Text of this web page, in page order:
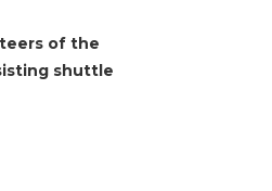
of the
shuttle